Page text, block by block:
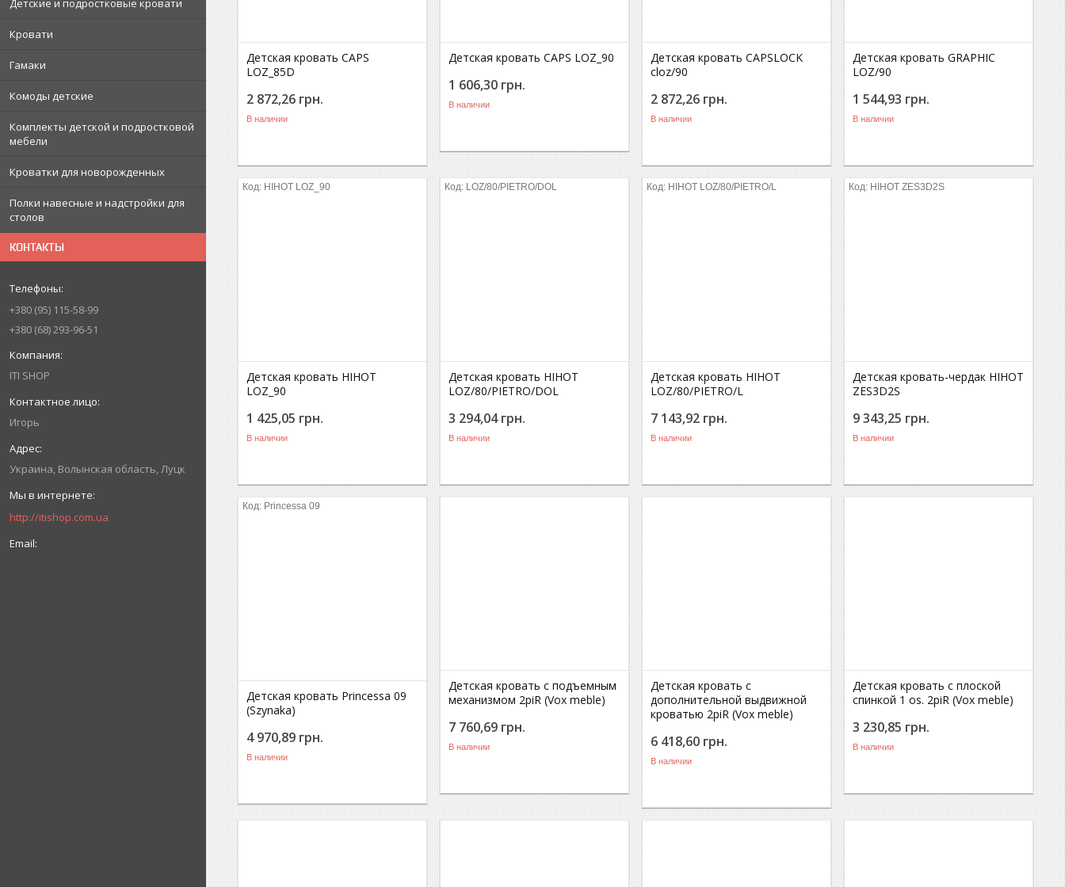
Детские и подростковые кровати
Кровати
Гамаки
Комоды детские
Комплекты детской и подростковой
мебели
Кроватки для новорожденных
Полки навесные и надстройки для
столов
КОНТАКТЫ
+380 95 115-58-99
+380 68 293-96-51
ITI SHOP
Игорь
Украина Волынская область Луцк
http://itishop.com.ua
Детская кровать CAPS
LOZ_85D
2 872,26 грн.
В наличии
Детская кровать CAPS LOZ_90
1 606,30 грн.
В наличии
Детская кровать CAPSLOCK
cloz/90
2 872,26 грн.
В наличии
Детская кровать GRAPHIC
LOZ/90
1 544,93 грн.
В наличии
HIHOT LOZ_90
Детская кровать HIHOT
LOZ_90
1 425,05 грн.
В наличии
LOZ/80/PIETRO/DOL
Детская кровать HIHOT
LOZ/80/PIETRO/DOL
3 294,04 грн.
В наличии
HIHOT LOZ/80/PIETRO/L
Детская кровать HIHOT
LOZ/80/PIETRO/L
7 143,92 грн.
В наличии
HIHOT ZES3D2S
Детская кровать-чердак HIHOT
ZES3D2S
9 343,25 грн.
В наличии
Princessa 09
Детская кровать Princessa 09
(Szynaka)
4 970,89 грн.
В наличии
Детская кровать с подъемным
механизмом 2piR (Vox meble)
7 760,69 грн.
В наличии
Детская кровать с
дополнительной выдвижной
кроватью 2piR (Vox meble)
6 418,60 грн.
В наличии
Детская кровать с плоской
спинкой 1 os. 2piR (Vox meble)
3 230,85 грн.
В наличии